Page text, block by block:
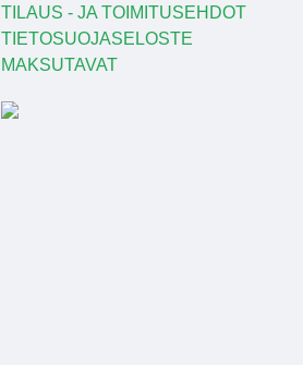
TILAUS - JA TOIMITUSEHDOT
TIETOSUOJASELOSTE
MAKSUTAVAT